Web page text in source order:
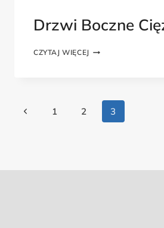
Drzwi Boczne
CZYTAJ WIĘCEJDRZWI
Nawigacja
Poprzednia
1 2 3